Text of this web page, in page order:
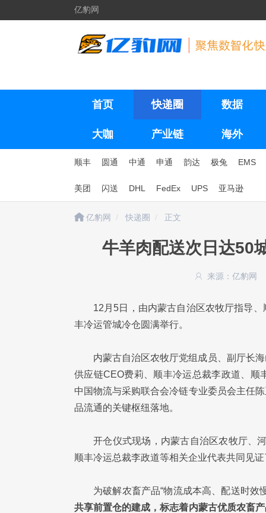
亿豹网
首页 快递圈 数据
大咖 产业链 海外
顺丰 圆通 中通 申通 韵达 极兔 EMS
美团 闪送 DHL FedEx UPS 亚马逊
亿豹网 快递圈 正文
牛羊肉配送次日达50
来源：亿豹网
12月5日，由内蒙古自治区农牧厅指导
丰冷运管城冷仓圆满举行。
内蒙古自治区农牧厅党组成员、副厅长
供应链CEO费莉、顺丰冷运总裁李政道、
中国物流与采购联合会冷链专业委员会主任
品流通的关键枢纽落地。
开仓仪式现场，内蒙古自治区农牧厅、
顺丰冷运总裁李政道等相关企业代表共同见
为破解农畜产品“物流成本高、配送时效
共享前置仓的建成，标志着内蒙古优质农畜